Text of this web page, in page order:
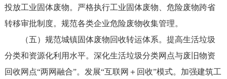
投放工业固体废物。严格执行工业固体废物、危险废物跨省
转移审批制度。规范各类企业危险废物收集管理。
（五）规范城镇固体废物回收转运体系。提高生活垃圾
分类和资源化利用水平。深化生活垃圾分类网点与废旧物资
回收网点“两网融合”。发展“互联网＋回收”模式。加强建筑工